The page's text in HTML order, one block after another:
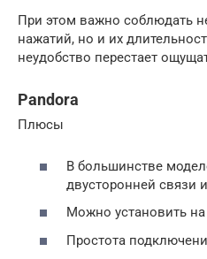
При этом важно соблюдать
нажатий, но и их
неудобство перестает
Pandora
Плюсы
В большинстве
двусторонней связи
Можно установить
Простота